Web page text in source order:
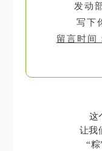
发动
写下
留言时间
这
让我
“